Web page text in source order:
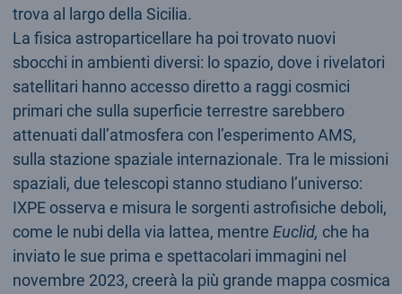
trova al largo della Sicilia.
La fisica astroparticellare ha poi trovato nuovi
sbocchi in ambienti diversi: lo spazio, dove i rivelatori
satellitari hanno accesso diretto a raggi cosmici
primari che sulla superficie terrestre sarebbero
attenuati dall’atmosfera con l’esperimento AMS,
sulla stazione spaziale internazionale. Tra le missioni
spaziali, due telescopi stanno studiano l’universo:
IXPE osserva e misura le sorgenti astrofisiche deboli,
come le nubi della via lattea, mentre Euclid, che ha
inviato le sue prima e spettacolari immagini nel
novembre 2023, creerà la più grande mappa cosmica